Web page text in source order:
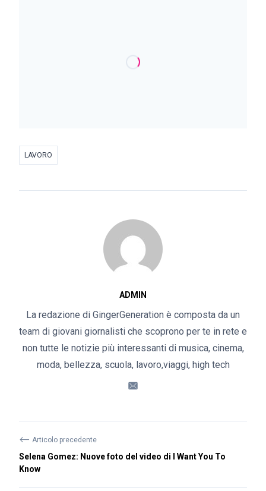
LAVORO
ADMIN
La redazione di GingerGeneration è composta da un
team di giovani giornalisti che scoprono per te in rete e
non tutte le notizie più interessanti di musica, cinema,
moda, bellezza, scuola, lavoro,viaggi, high tech
⟵ Articolo precedente
Selena Gomez: Nuove foto del video di I Want You To
Know